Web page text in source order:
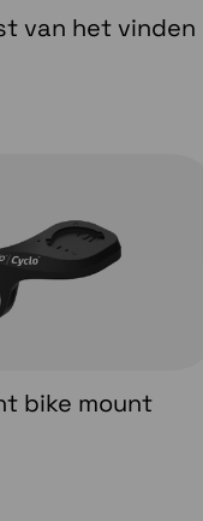
van het vinden
bike mount